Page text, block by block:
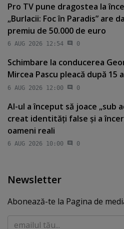
Pro TV pune dragostea la
„Burlacii: Foc în Paradis” are
premiu de 50.000 de euro
6 AUG 2026 12:54 0
Schimbare la conducerea
Mircea Pascu pleacă după 15
6 AUG 2026 12:00 0
AI-ul a început să joace „sub
creat identităţi false şi a
oameni reali
6 AUG 2026 10:00 0
Newsletter
Abonează-te la Pagina de